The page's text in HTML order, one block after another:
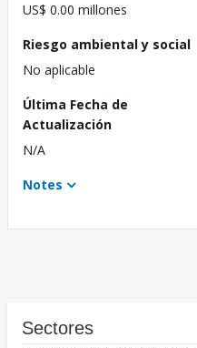
US$ 0.00 millones
Riesgo ambiental y social
No aplicable
Última Fecha de
Actualización
N/A
Notes
Sectores